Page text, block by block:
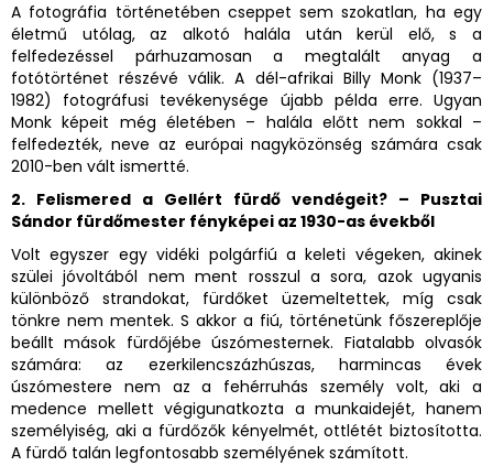
A fotográfia történetében cseppet sem szokatlan, ha egy
életmű utólag, az alkotó halála után kerül elő, s a
felfedezéssel párhuzamosan a megtalált anyag a
fotótörténet részévé válik. A dél-afrikai Billy Monk (1937–
1982) fotográfusi tevékenysége újabb példa erre. Ugyan
Monk képeit még életében – halála előtt nem sokkal –
felfedezték, neve az európai nagyközönség számára csak
2010-ben vált ismertté.
2. Felismered a Gellért fürdő vendégeit? – Pusztai
Sándor fürdőmester fényképei az 1930-as évekből
Volt egyszer egy vidéki polgárfiú a keleti végeken, akinek
szülei jóvoltából nem ment rosszul a sora, azok ugyanis
különböző strandokat, fürdőket üzemeltettek, míg csak
tönkre nem mentek. S akkor a fiú, történetünk főszereplője
beállt mások fürdőjébe úszómesternek. Fiatalabb olvasók
számára: az ezerkilencszázhúszas, harmincas évek
úszómestere nem az a fehérruhás személy volt, aki a
medence mellett végigunatkozta a munkaidejét, hanem
személyiség, aki a fürdőzők kényelmét, ottlétét biztosította.
A fürdő talán legfontosabb személyének számított.